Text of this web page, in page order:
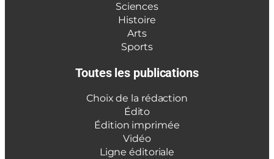
Sciences
Histoire
Arts
Sports
Toutes les publications
Choix de la rédaction
Édito
Édition imprimée
Vidéo
Ligne éditoriale